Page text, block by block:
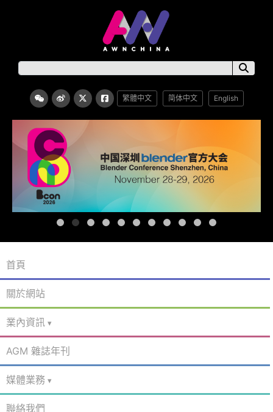
繁體中文 简体中文 English
首頁
關於網站
業內資訊
AGM 雜誌年刊
媒體業務
聯絡我們